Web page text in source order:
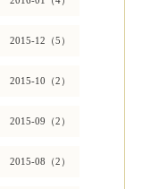
2015-12（5）
2015-10（2）
2015-09（2）
2015-08（2）